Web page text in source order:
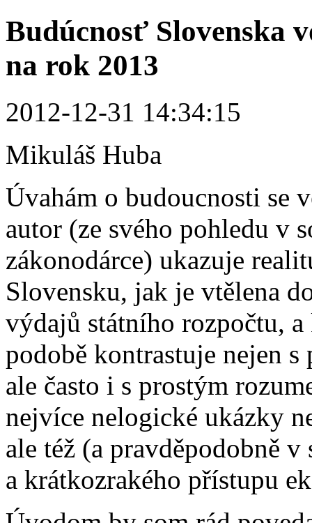
Budúcnosť Slovenska
na rok 2013
2012-12-31 14:34:15
Mikuláš Huba
Úvahám o budoucnosti se
autor (ze svého pohledu v
zákonodárce) ukazuje
Slovensku, jak je vtělena
výdajů státního rozpočtu,
podobě kontrastuje nejen
ale často i s prostým
nejvíce nelogické ukázky
ale též (a pravděpodobně
a krátkozrakého přístupu